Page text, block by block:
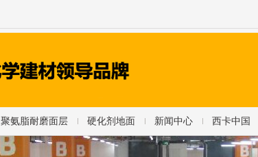
聚氨脂耐磨面层 硬化剂地面 新闻中心 西卡中国